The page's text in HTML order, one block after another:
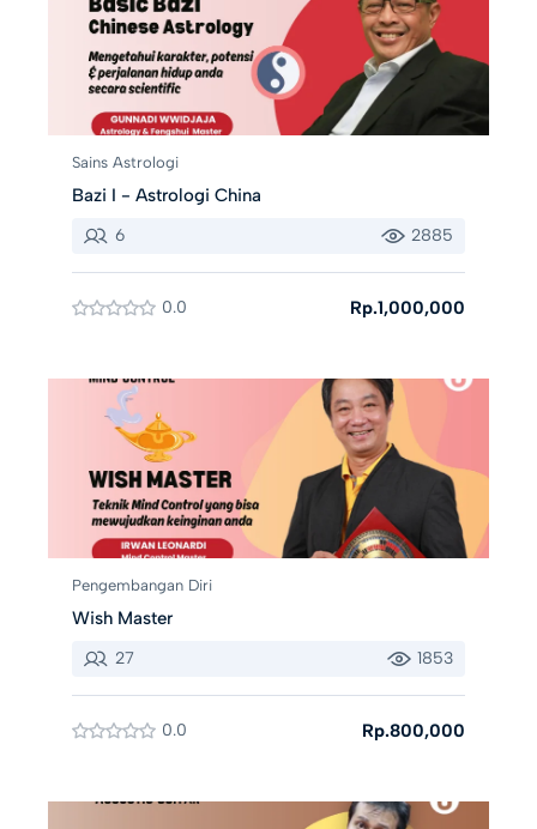
Sains Astrologi
Bazi I - Astrologi China
6 2885
0.0 Rp.1,000,000
Pengembangan Diri
Wish Master
27 1853
0.0 Rp.800,000